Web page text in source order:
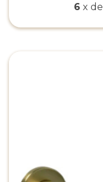
6 x de